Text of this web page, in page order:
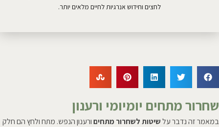
לחצים וחידוש אנרגיות לחיים מלאים יותר.
שחרור מתחים יומיומי ורענון
במאמר זה נדבר עלשיטות לשחרור מתחיםורענון הנפש. מתח ולחץ הם חלק